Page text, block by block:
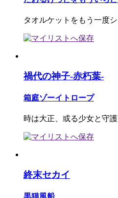
タオルケットをもう一度
禍代の神子-赤朽葉-
箱庭ゾーイトロープ
時は大正、或る少女と守
終末セカイ